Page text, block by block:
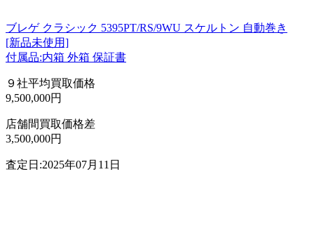
ブレゲ クラシック 5395PT/RS/9WU スケルトン 自動巻き
[新品未使用]
付属品:内箱 外箱 保証書
９社平均買取価格
9,500,000円
店舗間買取価格差
3,500,000円
査定日:2025年07月11日